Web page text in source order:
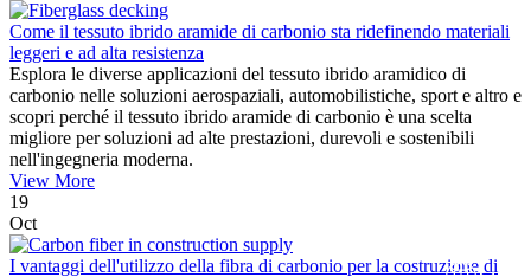
Come il tessuto ibrido aramide di carbonio sta ridefinendo materiali
leggeri e ad alta resistenza
Esplora le diverse applicazioni del tessuto ibrido aramidico di
carbonio nelle soluzioni aerospaziali, automobilistiche, sport e altro e
scopri perché il tessuto ibrido aramide di carbonio è una scelta
migliore per soluzioni ad alte prestazioni, durevoli e sostenibili
nell'ingegneria moderna.
View More
19
Oct
I vantaggi dell'utilizzo della fibra di carbonio per la costruzione di